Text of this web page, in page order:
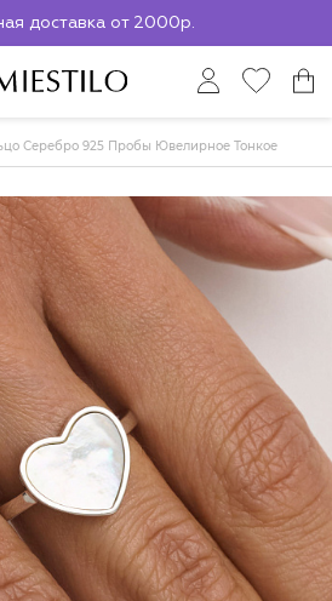
доставка от 2000р.
России до ПВЗ СДЭК
Серебро 925 Пробы Ювелирное Тонкое